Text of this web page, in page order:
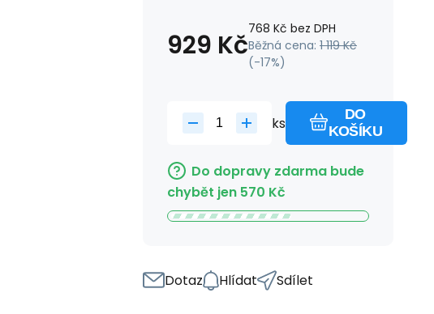
929 Kč768 Kč bez DPH
Běžná cena: 1 119 Kč
(-17%)
ks
DO
KOŠÍKU
Do dopravy zdarma bude
chybět jen 570 Kč
Dotaz Hlídat Sdílet